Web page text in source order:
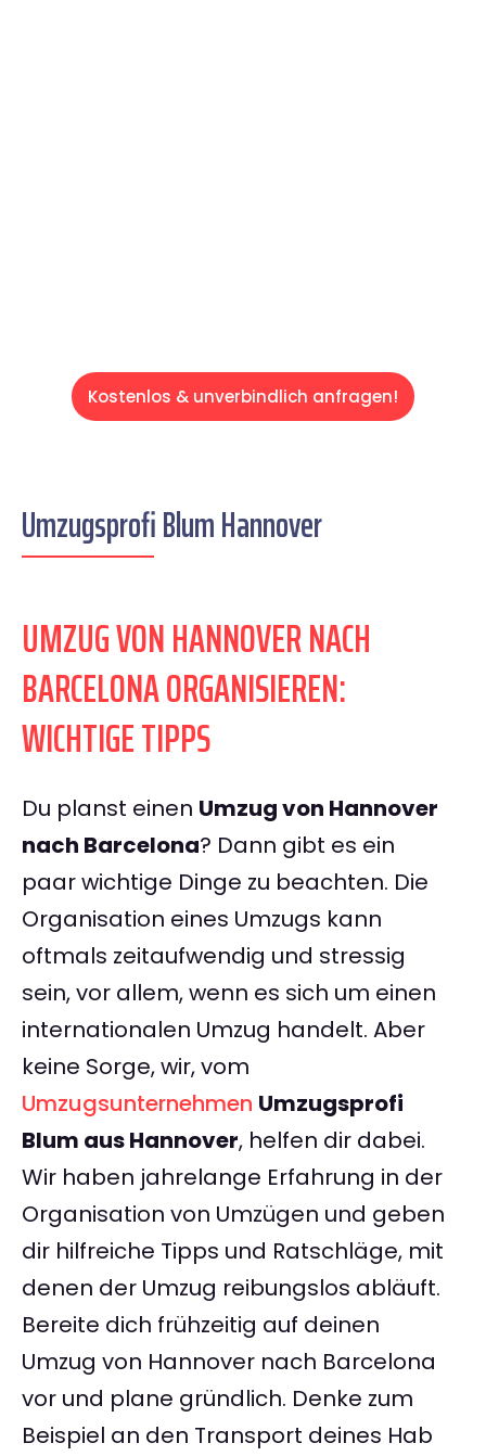
Kostenlos & unverbindlich anfragen!
Umzugsprofi Blum Hannover
UMZUG VON HANNOVER NACH
BARCELONA ORGANISIEREN:
WICHTIGE TIPPS
Du planst einen Umzug von Hannover
nach Barcelona? Dann gibt es ein
paar wichtige Dinge zu beachten. Die
Organisation eines Umzugs kann
oftmals zeitaufwendig und stressig
sein, vor allem, wenn es sich um einen
internationalen Umzug handelt. Aber
keine Sorge, wir, vom
Umzugsunternehmen Umzugsprofi
Blum aus Hannover, helfen dir dabei.
Wir haben jahrelange Erfahrung in der
Organisation von Umzügen und geben
dir hilfreiche Tipps und Ratschläge, mit
denen der Umzug reibungslos abläuft.
Bereite dich frühzeitig auf deinen
Umzug von Hannover nach Barcelona
vor und plane gründlich. Denke zum
Beispiel an den Transport deines Hab